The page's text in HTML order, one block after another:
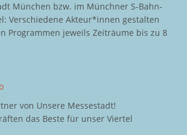
München bzw. im Münchner S-Bahn-
Verschiedene Akteur*innen gestalten
Programmen jeweils Zeiträume bis zu 8
von Unsere Messestadt!
das Beste für unser Viertel